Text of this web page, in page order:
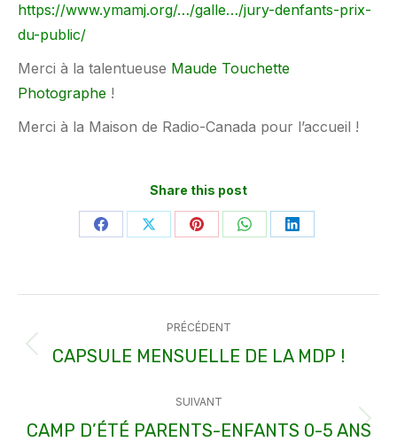
https://www.ymamj.org/…/galle…/jury-denfants-prix-
du-public/
Merci à la talentueuse Maude Touchette
Photographe !
Merci à la Maison de Radio-Canada pour l’accueil !
Share this post
PartagerPartagerPartagerPartagerPartager
article
PRÉCÉDENT
Article
:
CAPSULE MENSUELLE DE LA MDP !
SUIVANT
Article
CAMP D’ÉTÉ PARENTS-ENFANTS 0-5 ANS